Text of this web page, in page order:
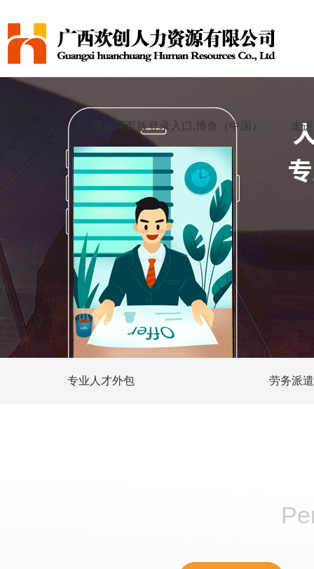
博鱼网页版登录入口,博鱼（中国） 走
专业人才外包 劳务派